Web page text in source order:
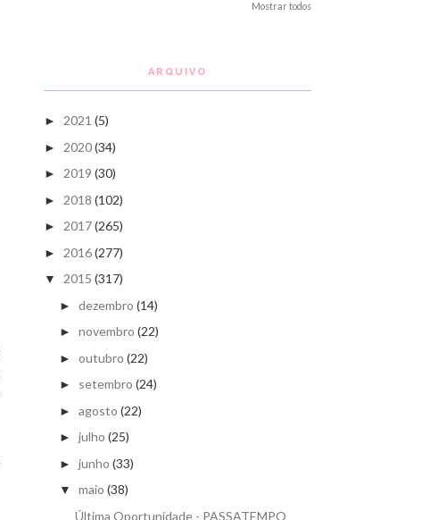
Mostrar todos
ARQUIVO
► 2021 (5)
► 2020(34)
► 2019 (30)
► 2018 (102)
► 2017(265)
► 2016(277)
▼ 2015 (317)
► dezembro (14)
► novembro (22)
► outubro (22)
► setembro (24)
► agosto (22)
► julho (25)
► junho (33)
▼ maio (38)
Última Oportunidade - PASSATEMPO